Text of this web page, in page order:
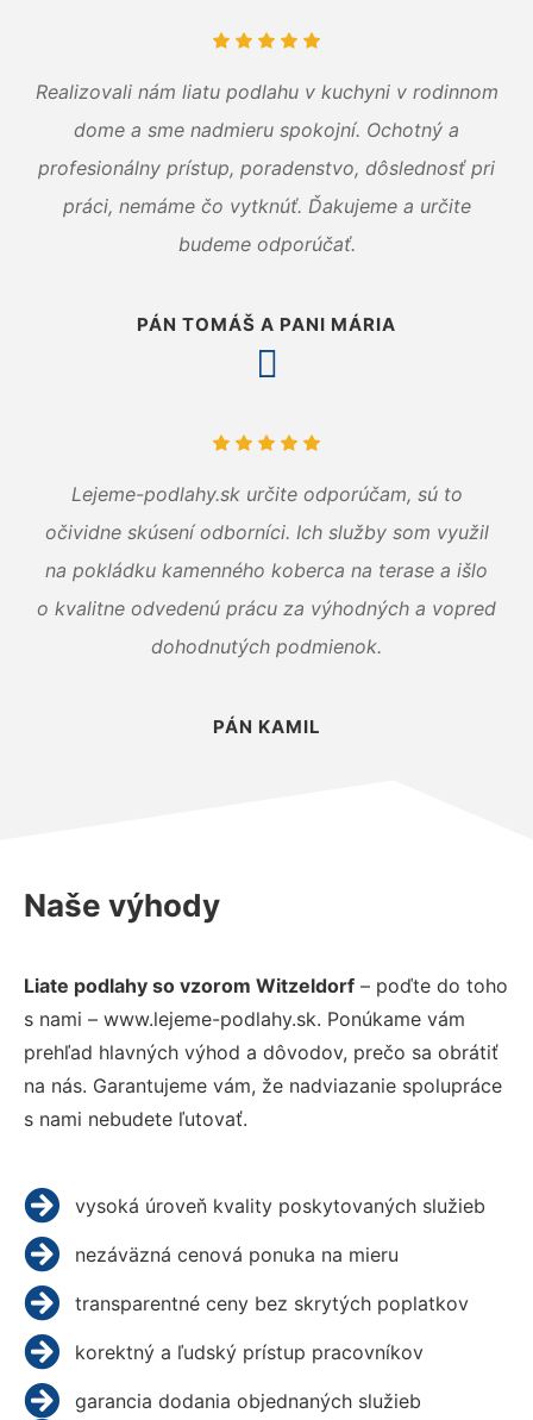
Realizovali nám liatu podlahu v kuchyni v rodinnom
dome a sme nadmieru spokojní. Ochotný a
profesionálny prístup, poradenstvo, dôslednosť pri
práci, nemáme čo vytknúť. Ďakujeme a určite
budeme odporúčať.
PÁN TOMÁŠ A PANI MÁRIA
Lejeme-podlahy.sk určite odporúčam, sú to
očividne skúsení odborníci. Ich služby som využil
na pokládku kamenného koberca na terase a išlo
o kvalitne odvedenú prácu za výhodných a vopred
dohodnutých podmienok.
PÁN KAMIL
Naše výhody
Liate podlahy so vzorom Witzeldorf – poďte do toho
s nami – www.lejeme-podlahy.sk. Ponúkame vám
prehľad hlavných výhod a dôvodov, prečo sa obrátiť
na nás. Garantujeme vám, že nadviazanie spolupráce
s nami nebudete ľutovať.
vysoká úroveň kvality poskytovaných služieb
nezáväzná cenová ponuka na mieru
transparentné ceny bez skrytých poplatkov
korektný a ľudský prístup pracovníkov
garancia dodania objednaných služieb